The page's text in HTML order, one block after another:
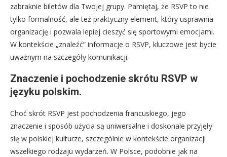
zabraknie biletów dla Twojej grupy. Pamiętaj, że RSVP to nie
tylko formalność, ale też praktyczny element, który usprawnia
organizację i pozwala lepiej cieszyć się sportowymi emocjami.
W kontekście „znaleźć” informacje o RSVP, kluczowe jest bycie
uważnym na szczegóły komunikacji.
Znaczenie i pochodzenie skrótu RSVP w
języku polskim.
Choć skrót RSVP jest pochodzenia francuskiego, jego
znaczenie i sposób użycia są uniwersalne i doskonale przyjęły
się w polskiej kulturze, szczególnie w kontekście organizacji
wszelkiego rodzaju wydarzeń. W Polsce, podobnie jak na